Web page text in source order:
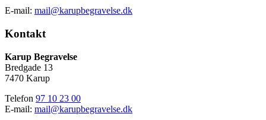
E-mail: mail@karupbegravelse.dk
Kontakt
Karup Begravelse
Bredgade 13
7470 Karup
Telefon 97 10 23 00
E-mail: mail@karupbegravelse.dk